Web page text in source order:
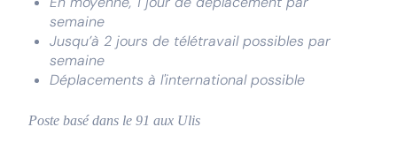
semaine
Jusqu’à 2 jours de télétravail possibles par
semaine
Déplacements à l'international possible
Poste basé dans le 91 aux Ulis